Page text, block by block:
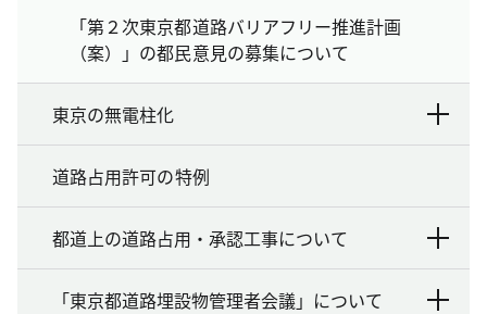
「第２次東京都道路バリアフリー推進計画
（案）」の都民意見の募集について
東京の無電柱化
道路占用許可の特例
都道上の道路占用・承認工事について
「東京都道路埋設物管理者会議」について